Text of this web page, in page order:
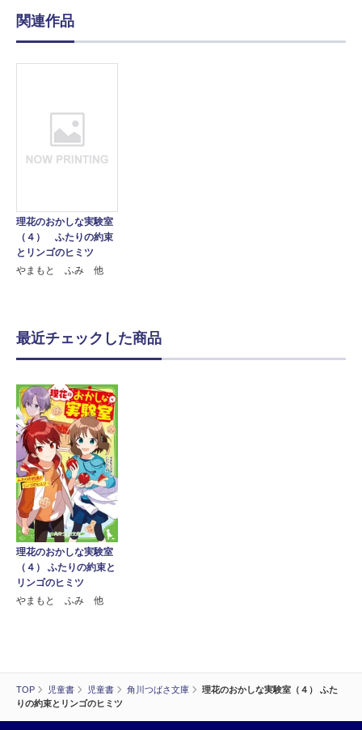
TOP 児童書 児童書 角川つばさ文庫
理花のおかしな実験室（４） ふた
りの約束とリンゴのヒミツ
関連作品
理花のおかしな実験室
（４） ふたりの約束
とリンゴのヒミツ
やまもと ふみ 他
最近チェックした商品
理花のおかしな実験室
（４） ふたりの約束と
リンゴのヒミツ
やまもと ふみ 他